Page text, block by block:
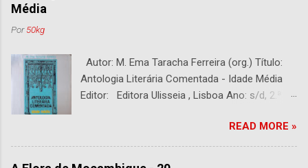
Média
Por50kg
Autor: M. Ema Taracha Ferreira (org.) Título:
Antologia Literária Comentada - Idade Média
Editor: Editora Ulisseia , Lisboa Ano: s/d, 2.ª
Com alguns sublinhados a lapiseira. Usado.
Com 252 páginas.
READ MORE »